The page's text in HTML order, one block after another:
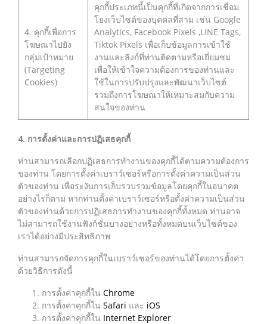
4. คุกกี้เพื่อการ
โฆษณาไปยัง
กลุ่มเป้าหมาย
(Targeting
Cookies)
คุกกี้ประเภทนี้เป็นคุกกี้ที่เกิดจากการเชื่อม
โยงเว็บไซต์ของบุคคลที่สาม เช่น Google
Analytics, Facebook Pixels ,LINE Tags,
Tiktok Pixels เพื่อเก็บข้อมูลการเข้าใช้
งานและลิงก์ที่ท่านติดตามหรือเยี่ยมชม
เพื่อให้เข้าใจความต้องการของท่านและ
ใช้ในการปรับปรุงและพัฒนาเว็บไซต์
รวมถึงการโฆษณาให้เหมาะสมกับความ
สนใจของท่าน
4. การตั้งค่าและการปฏิเสธคุกกี้
ท่านสามารถเลือกปฏิเสธการทำงานของคุกกี้ได้ตามความต้องการ
ของท่าน โดยการตั้งค่าเบราว์เซอร์หรือการตั้งค่าความเป็นส่วน
ตัวของท่าน เพื่อระงับการเก็บรวบรวมข้อมูลโดยคุกกี้ในอนาคต
อย่างไรก็ตาม หากท่านตั้งค่าเบราว์เซอร์หรือตั้งค่าความเป็นส่วน
ตัวของท่านด้วยการปฏิเสธการทำงานของคุกกี้ทั้งหมด ท่านอาจ
ไม่สามารถใช้งานฟังก์ชั่นบางอย่างหรือทั้งหมดบนเว็บไซต์ของ
เราได้อย่างมีประสิทธิภาพ
ท่านสามารถจัดการคุกกี้ในเบราว์เซอร์ของท่านได้โดยการตั้งค่า
ด้วยวิธีการดังนี้
การตั้งค่าคุกกี้ใน Chrome
การตั้งค่าคุกกี้ใน Safari และ iOS
การตั้งค่าคุกกี้ใน Internet Explorer